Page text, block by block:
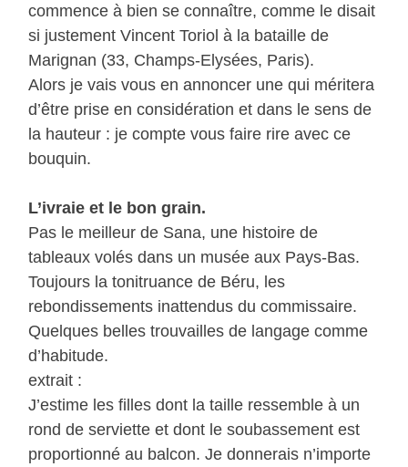
commence à bien se connaître, comme le disait
si justement Vincent Toriol à la bataille de
Marignan (33, Champs-Elysées, Paris).
Alors je vais vous en annoncer une qui méritera
d’être prise en considération et dans le sens de
la hauteur : je compte vous faire rire avec ce
bouquin.
L’ivraie et le bon grain.
Pas le meilleur de Sana, une histoire de
tableaux volés dans un musée aux Pays-Bas.
Toujours la tonitruance de Béru, les
rebondissements inattendus du commissaire.
Quelques belles trouvailles de langage comme
d’habitude.
extrait :
J’estime les filles dont la taille ressemble à un
rond de serviette et dont le soubassement est
proportionné au balcon. Je donnerais n’importe